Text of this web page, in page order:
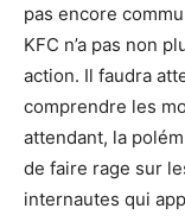
pas encore
KFC n’a pas non
action. Il faudra
comprendre les
attendant, la
de faire rage sur
internautes qui